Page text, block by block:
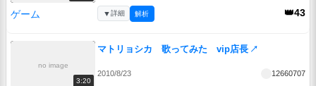
ゲーム 👑43
▼詳細 解析
no image
3:20
マトリョシカ 歌ってみた vip店長 ↗
2010/8/23 12660707